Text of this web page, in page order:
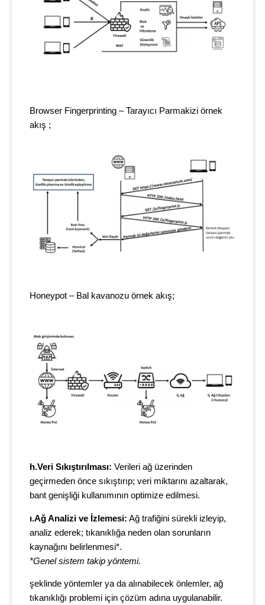
Browser Fingerprinting – Tarayıcı Parmakizi örnek
akış ;
Honeypot – Bal kavanozu örnek akış;
h.Veri Sıkıştırılması: Verileri ağ üzerinden
geçirmeden önce sıkıştırıp; veri miktarını azaltarak,
bant genişliği kullanımının optimize edilmesi.
ı.Ağ Analizi ve İzlemesi: Ağ trafiğini sürekli izleyip,
analiz ederek; tıkanıklığa neden olan sorunların
kaynağını belirlenmesi*.
*Genel sistem takip yöntemi.
şeklinde yöntemler ya da alınabilecek önlemler, ağ
tıkanıklığı problemi için çözüm adına uygulanabilir.